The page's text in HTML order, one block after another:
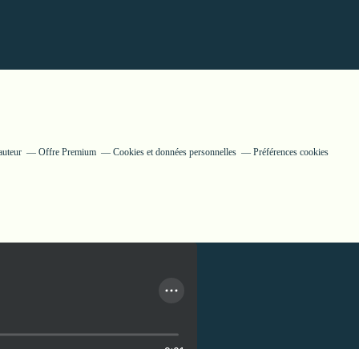
Offre Premium Cookies et données personnelles Préférences cookies